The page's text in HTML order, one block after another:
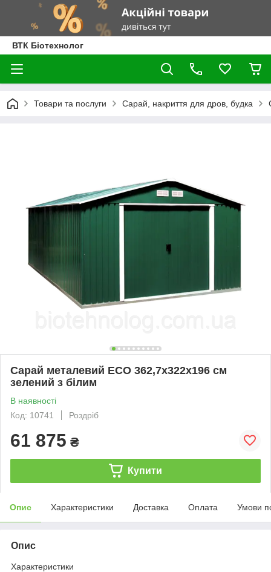
ВТК Біотехнолог
Товари та послуги Сарай, накриття для дров, будка
Сарай металевий ECO 362,7x322x196 см
зелений з білим
В наявності
Код: 10741
Роздріб
61 875 ₴
Купити
Опис Характеристики Доставка Оплата Умови
Опис
Характеристики